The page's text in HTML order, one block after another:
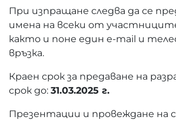
При изпращане следва да се
имена на всеки от
както и поне един e-mail и
връзка.
Краен срок за предаване на
срок до: 31.03.2025 г.
Презентации и провеждане на